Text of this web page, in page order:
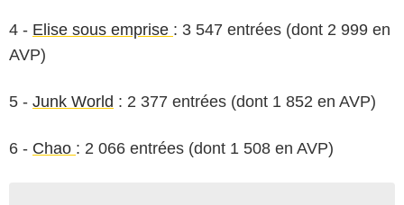
4 - Elise sous emprise : 3 547 entrées (dont 2 999 en
AVP)
5 - Junk World : 2 377 entrées (dont 1 852 en AVP)
6 - Chao : 2 066 entrées (dont 1 508 en AVP)